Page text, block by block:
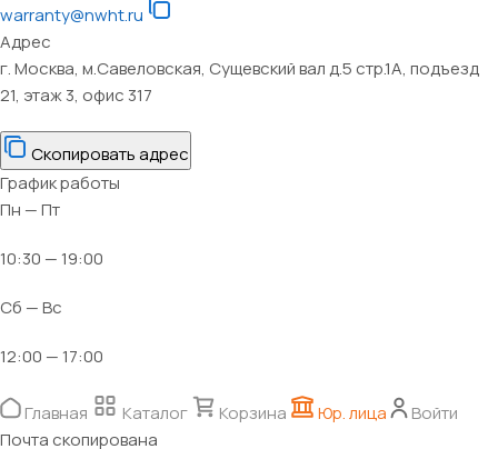
warranty@nwht.ru
Адрес
г. Москва, м.Савеловская, Сущевский вал д.5 стр.1А, подъезд
21, этаж 3, офис 317
Скопировать адрес
График работы
Пн — Пт
10:30 — 19:00
Сб — Вс
12:00 — 17:00
Главная Каталог Корзина Юр. лица
Войти
Почта скопирована